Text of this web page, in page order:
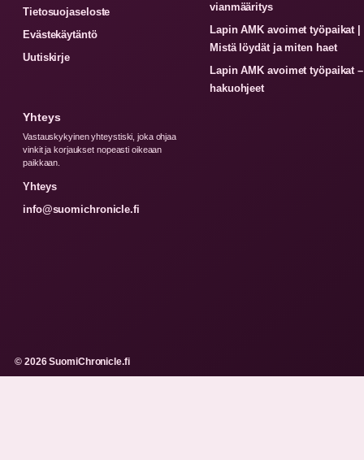
Tietosuojaseloste
Evästekäytäntö
Uutiskirje
vianmääritys
Lapin AMK avoimet työpaikat |
Mistä löydät ja miten haet
Lapin AMK avoimet työpaikat –
hakuohjeet
Yhteys
Vastauskykyinen yhteystiski, joka ohjaa
vinkit ja korjaukset nopeasti oikeaan
paikkaan.
Yhteys
info@suomichronicle.fi
© 2026 SuomiChronicle.fi